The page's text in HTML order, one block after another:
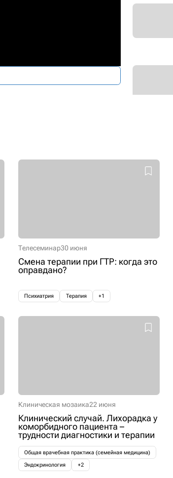
Телесеминар30 июня
Смена терапии при ГТР: когда это
оправдано?
Психиатрия Терапия +1
Клиническая мозаика22 июня
Клинический случай. Лихорадка у
коморбидного пациента –
трудности диагностики и терапии
Общая врачебная практика (семейная медицина)
Эндокринология
+2